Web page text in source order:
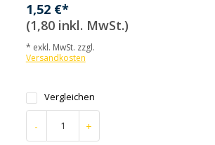
1,52 €*
(1,80 inkl. MwSt.)
* exkl. MwSt. zzgl.
Versandkosten
Vergleichen
- +